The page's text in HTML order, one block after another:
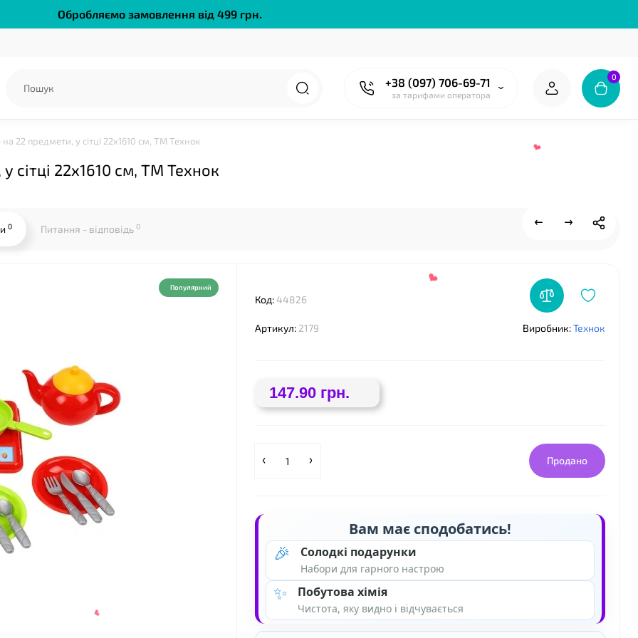
Обробляємо замовлення від 499 грн.
+38 (097) 706-69-71
за тарифами оператора
0
22 предмети, у сітці 22х1610 см, ТМ Технок
сітці 22х1610 см, ТМ Технок
0 Питання - відповідь 0
Популярний
Код:44826
Артикул: 2179 Виробник:Технок
147.90 грн.
Продано
Вам має сподобатись!
🎉 Солодкі подарунки
Набори для гарного настрою
✨ Побутова хімія
Чистота, яку видно і відчувається